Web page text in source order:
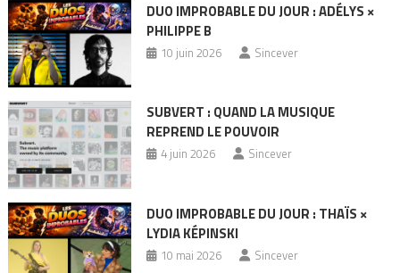
DUO IMPROBABLE DU JOUR : ADÉLYS ×
PHILIPPE B
10 juin 2026 Sincever
SUBVERT : QUAND LA MUSIQUE
REPREND LE POUVOIR
4 juin 2026 Sincever
DUO IMPROBABLE DU JOUR : THAÏS ×
LYDIA KÉPINSKI
10 mai 2026 Sincever